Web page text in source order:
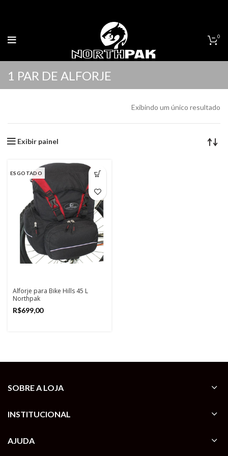
0
1 PAR DE ALFORJE
Exibindo um único resultado
Exibir painel
ESGOTADO
Alforje para Bike Hills 45 L
Northpak
R$
SOBRE A LOJA
INSTITUCIONAL
AJUDA